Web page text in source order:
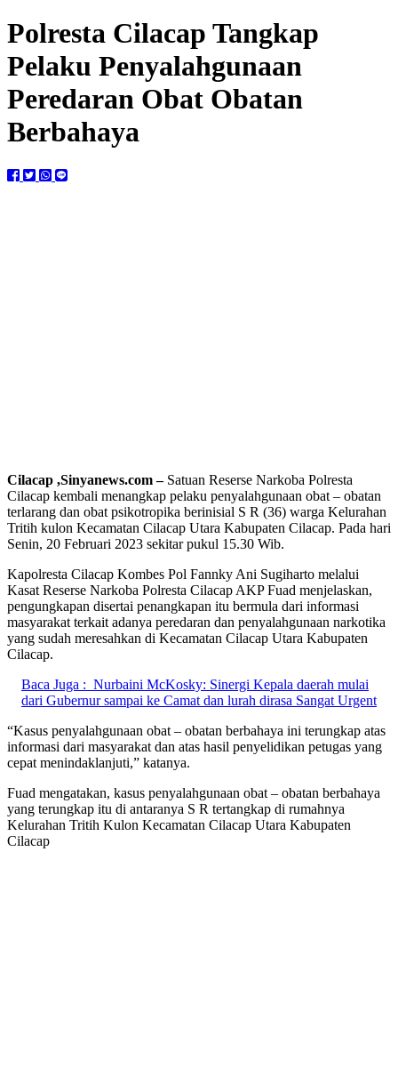
Polresta Cilacap Tangkap
Pelaku Penyalahgunaan
Peredaran Obat Obatan
Berbahaya
Cilacap ,Sinyanews.com –Satuan Reserse Narkoba Polresta
Cilacap kembali menangkap pelaku penyalahgunaan obat – obatan
terlarang dan obat psikotropika berinisial S R (36) warga Kelurahan
Tritih kulon Kecamatan Cilacap Utara Kabupaten Cilacap. Pada hari
Senin, 20 Februari 2023 sekitar pukul 15.30 Wib.
Kapolresta Cilacap Kombes Pol Fannky Ani Sugiharto melalui
Kasat Reserse Narkoba Polresta Cilacap AKP Fuad menjelaskan,
pengungkapan disertai penangkapan itu bermula dari informasi
masyarakat terkait adanya peredaran dan penyalahgunaan narkotika
yang sudah meresahkan di Kecamatan Cilacap Utara Kabupaten
Cilacap.
Baca Juga : Nurbaini McKosky: Sinergi Kepala daerah mulai
dari Gubernur sampai ke Camat dan lurah dirasa Sangat Urgent
“Kasus penyalahgunaan obat – obatan berbahaya ini terungkap atas
informasi dari masyarakat dan atas hasil penyelidikan petugas yang
cepat menindaklanjuti,” katanya.
Fuad mengatakan, kasus penyalahgunaan obat – obatan berbahaya
yang terungkap itu di antaranya S R tertangkap di rumahnya
Kelurahan Tritih Kulon Kecamatan Cilacap Utara Kabupaten
Cilacap